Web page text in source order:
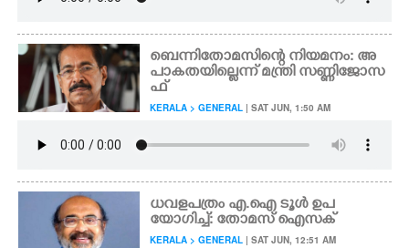
ബെന്നിതോമസിന്റെ നിയമനം: അ
പാകതയില്ലെന്ന് മന്ത്രി സണ്ണിജോസ
ഫ്
KERALA > GENERAL | SAT JUN, 1:50 AM
ധവളപത്രം എ.ഐ ടൂൾ ഉപ
യോഗിച്ച്: തോമസ് ഐസക്
KERALA > GENERAL | SAT JUN, 12:51 AM